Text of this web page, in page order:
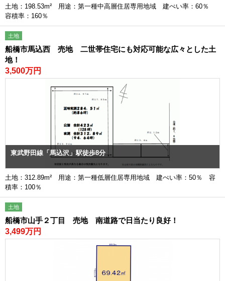
土地：198.53m² 用途：第一種中高層住居専用地域 建ぺい率：60％
容積率：160％
土地
船橋市馬込西 売地 二世帯住宅にも対応可能な広々とした土
地！
3,500万円
東武野田線「馬込沢」駅徒歩8分
土地：312.89m² 用途：第一種低層住居専用地域 建ぺい率：50％ 容
積率：100％
土地
船橋市山手２丁目 売地 南道路で日当たり良好！
3,499万円